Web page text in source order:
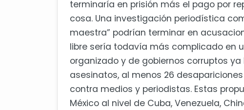
terminaría en prisión más el pago por
cosa. Una investigación periodística
maestra” podrían terminar en
libre sería todavía más complicado en
organizado y de gobiernos corruptos
asesinatos, al menos 26
contra medios y periodistas. Estas
México al nivel de Cuba, Venezuela,